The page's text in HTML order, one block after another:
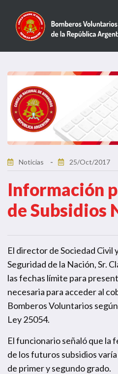
Noticias 25/Oct/2017
Información
de Subsidios
El director de Sociedad Civil
Seguridad de la Nación, Sr.
las fechas límite para
necesaria para acceder al
Bomberos Voluntarios
Ley 25054.
El funcionario señaló que la
de los futuros subsidios
de primer y segundo grado.